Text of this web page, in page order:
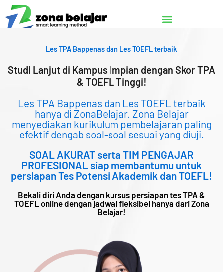
Lewati
ke
konten
Les TPA Bappenas dan Les TOEFL terbaik
Studi Lanjut di Kampus Impian dengan Skor TPA
& TOEFL Tinggi!
Les TPA Bappenas dan Les TOEFL terbaik
hanya di ZonaBelajar. Zona Belajar
menyediakan kurikulum pembelajaran paling
efektif dengab soal-soal sesuai yang diuji.
SOAL AKURAT serta TIM PENGAJAR
PROFESIONAL siap membantumu untuk
persiapan Tes Potensi Akademik dan TOEFL!
Bekali diri Anda dengan kursus persiapan tes TPA &
TOEFL online dengan jadwal fleksibel hanya dari Zona
Belajar!